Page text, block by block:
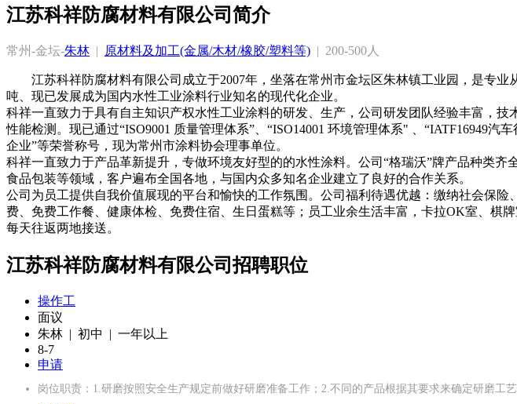
江苏科祥防腐材料有限公司简介
常州-金坛-朱林 | 原材料及加工(金属/木材/橡胶/塑料等) |  200-500人
江苏科祥防腐材料有限公司成立于2007年，坐落在常州市金坛区朱林镇工业园，是专
吨、现已发展成为国内水性工业涂料行业知名的现代化企业。
科祥一直致力于具有自主知识产权水性工业涂料的研发、生产，公司研发团队经验丰富，
性能检测。现已通过“ISO9001 质量管理体系”、“ISO14001 环境管理体系" 、“IATF16949
企业”等荣誉称号，现为常州市涂料协会理事单位。
科祥一直致力于产品革新提升，专做环境友好型的的水性涂料。公司“格瑞沃”牌产品种类
食品包装等领域，客户遍布全国各地，与国内众多知名企业建立了良好的合作关系。
公司为员工提供自我价值展现的平台和愉快的工作氛围。公司福利待遇优越：缴纳社会保
费、免费工作餐、健康体检、免费住宿、生日蛋糕等；员工业余生活丰富，卡拉OK室、棋
每天往返两地接送。
江苏科祥防腐材料有限公司招聘职位
操作工
面议
朱林 | 初中 | 一年以上
8-7
申请
岗位职责：1.研磨按照安全生产规定前做好研磨准备工作；2.不同的产品根据其要求来确定研磨工